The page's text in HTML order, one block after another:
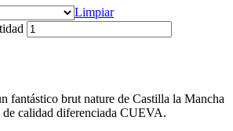
Limpiar
fantástico brut nature de Castilla la Mancha
de calidad diferenciada CUEVA.